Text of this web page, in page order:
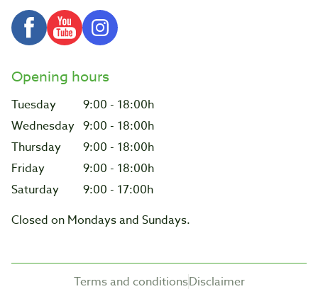
Opening hours
Tuesday
9:00 - 18:00h
Wednesday 9:00 - 18:00h
Thursday
9:00 - 18:00h
Friday
9:00 - 18:00h
Saturday
9:00 - 17:00h
Closed on Mondays and Sundays.
Terms and conditionsDisclaimer